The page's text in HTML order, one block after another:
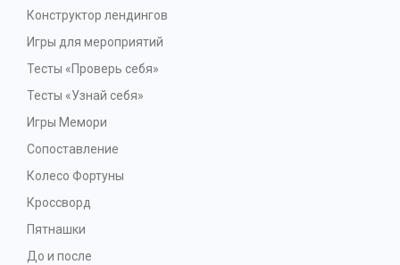
Конструктор лендингов
Игры для мероприятий
Тесты «Проверь себя»
Тесты «Узнай себя»
Игры Мемори
Сопоставление
Колесо Фортуны
Кроссворд
Пятнашки
До и после